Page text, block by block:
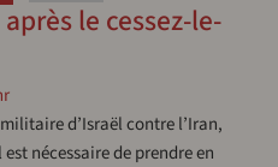
le cessez-le-
d’Israël contre l’Iran,
nécessaire de prendre en